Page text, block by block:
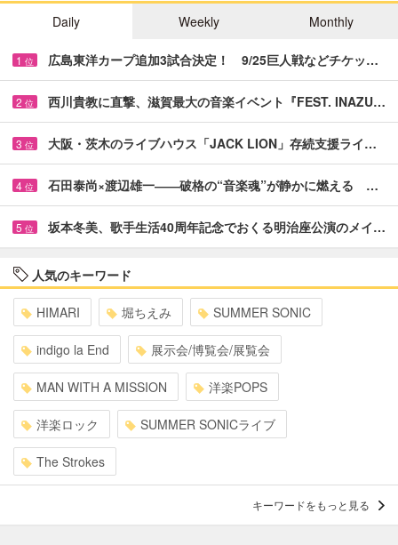
Daily
Weekly Monthly
1 位 広島東洋カープ追加3試合決定！ 9/25巨人戦などチケッ…
2 位 西川貴教に直撃、滋賀最大の音楽イベント『FEST. INAZU…
3 位 大阪・茨木のライブハウス「JACK LION」存続支援ライ…
4 位 石田泰尚×渡辺雄一――破格の“音楽魂”が静かに燃える …
5 位 坂本冬美、歌手生活40周年記念でおくる明治座公演のメイ…
人気のキーワード
HIMARI 堀ちえみ SUMMER SONIC
indigo la End 展示会/博覧会/展覧会
MAN WITH A MISSION 洋楽POPS
洋楽ロック SUMMER SONICライブ
The Strokes
キーワードをもっと見る